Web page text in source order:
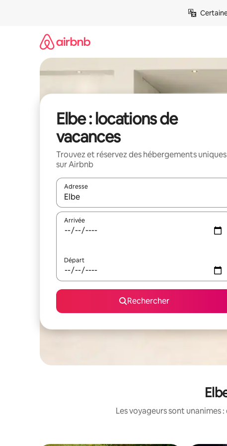
Elbe : locations de
vacances
Trouvez et réservez des hébergements uniques
sur Airbnb
Adresse
Lorsque les résultats s'affichent, utilisez les
Arrivée
Départ
Rechercher
Les voyageurs sont